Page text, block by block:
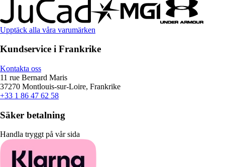
Upptäck alla våra varumärken
Kundservice i Frankrike
Kontakta oss
11 rue Bernard Maris
37270 Montlouis-sur-Loire, Frankrike
+33 1 86 47 62 58
Säker betalning
Handla tryggt på vår sida